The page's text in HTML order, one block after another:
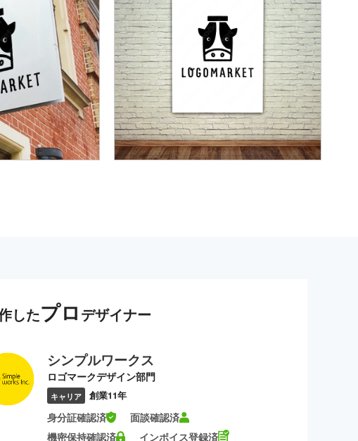
したプロ デザイナー
シンプルワークス
ロゴマークデザイン部門
キャリア 創業11年
身分証確認済
面談確認済
機密保持確認済
インボイス登録済